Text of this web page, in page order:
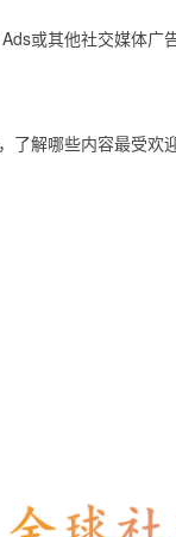
或其他社交媒体广
了解哪些内容最受